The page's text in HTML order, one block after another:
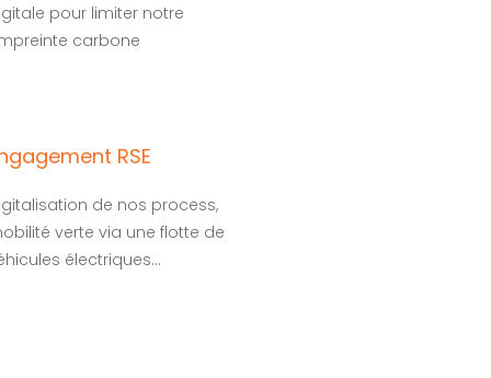
pour limiter notre
carbone
RSE
de nos process,
verte via une flotte de
électriques…